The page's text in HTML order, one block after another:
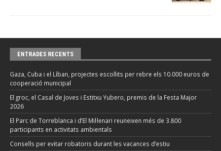
ENTRADES RECENTS
Gaza, Cuba i el Líban, projectes escollits per rebre els 10.000 euros de
cooperació municipal
El groc, el Casal de Joves i Estitxu Yubero, premis de la Festa Major
2026
El Parc de Torreblanca i d’El Mil·lenari reuneixen més de 3.800
participants en activitats ambientals
Consells per evitar robatoris durant les vacances d’estiu